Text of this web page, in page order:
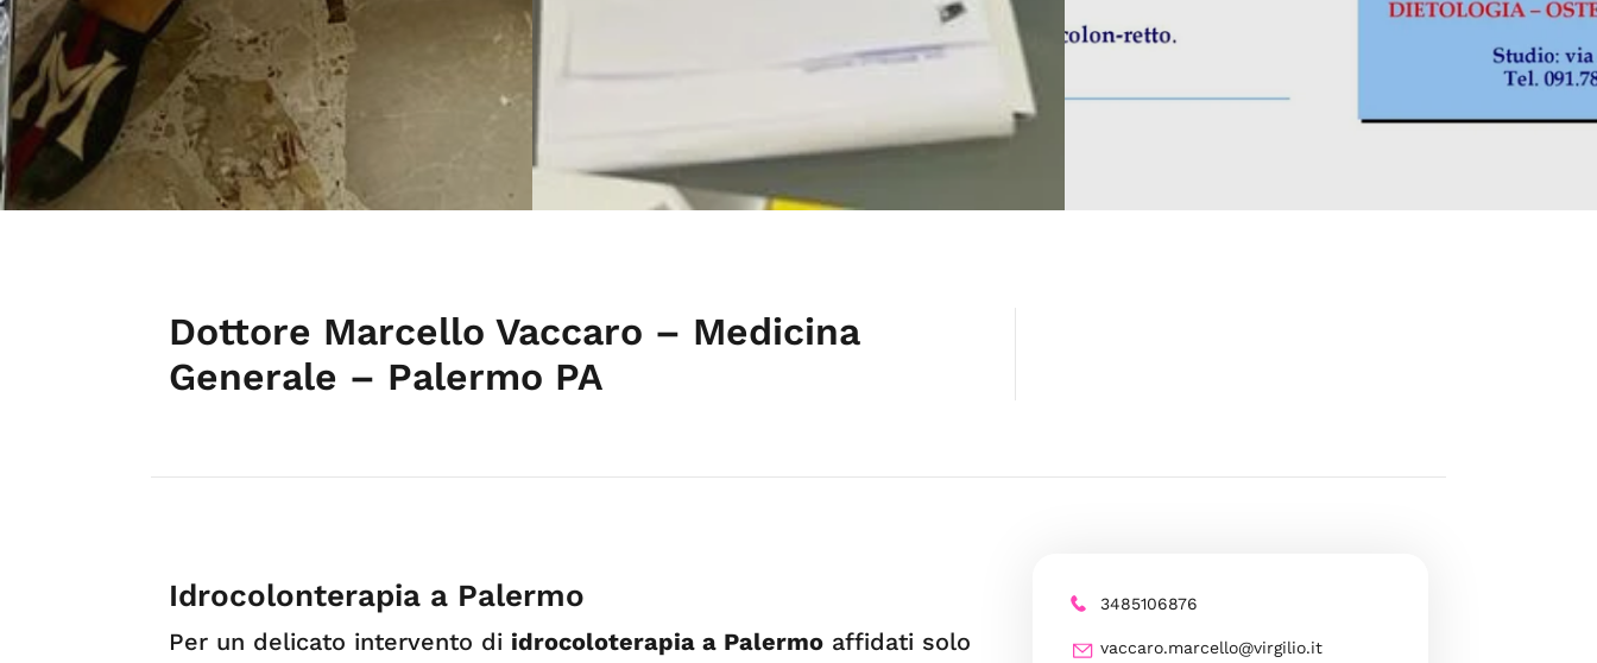
Dottore Marcello Vaccaro – Medicina
Generale – Palermo PA
Idrocolonterapia a Palermo
Per un delicato intervento di idrocoloterapia a Palermo affidati solo
3485106876
vaccaro.marcello@virgilio.it